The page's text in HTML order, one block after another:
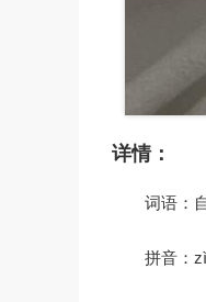
详情：
词语：
拼音：